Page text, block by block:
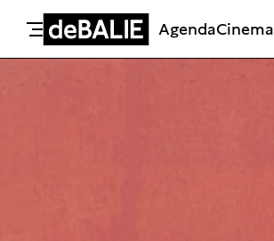
De Balie
AgendaCinema